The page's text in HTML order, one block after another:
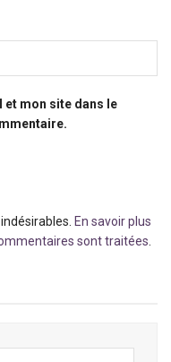
et mon site dans le
En savoir plus
sont traitées